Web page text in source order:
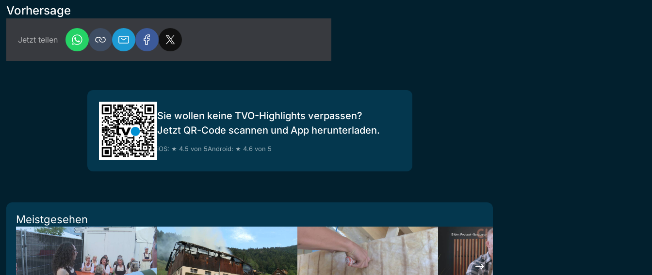
Vorhersage
Jetzt teilen
Sie wollen keine TVO-Highlights verpassen?
Jetzt QR-Code scannen und App herunterladen.
iOS: ★ 4.5 von 5Android: ★ 4.6 von 5
Meistgesehen